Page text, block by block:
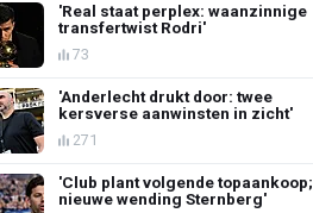
'Real staat perplex: waanzinnige
transfertwist Rodri'
73
'Anderlecht drukt door: twee
kersverse aanwinsten in zicht'
271
'Club plant volgende topaankoop;
nieuwe wending Sternberg'